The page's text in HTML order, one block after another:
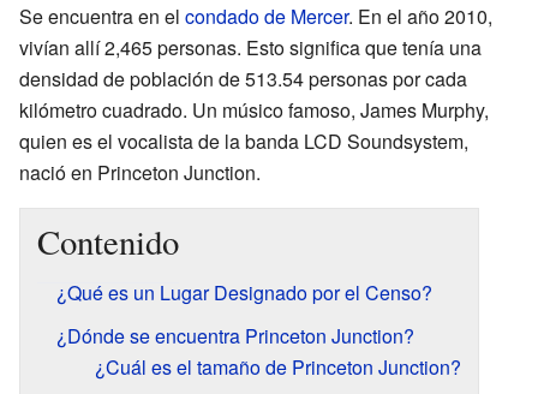
Se encuentra en el condado de Mercer. En el año 2010,
vivían allí 2,465 personas. Esto significa que tenía una
densidad de población de 513.54 personas por cada
kilómetro cuadrado. Un músico famoso, James Murphy,
quien es el vocalista de la banda LCD Soundsystem,
nació en Princeton Junction.
Contenido
¿Qué es un Lugar Designado por el Censo?
¿Dónde se encuentra Princeton Junction?
¿Cuál es el tamaño de Princeton Junction?